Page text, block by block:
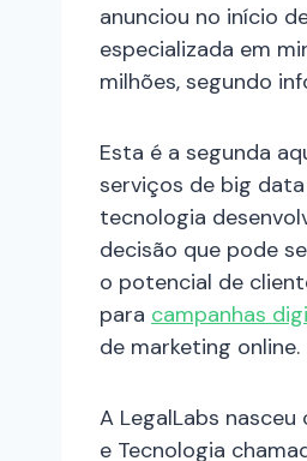
anunciou no início
especializada em
milhões, segundo
Esta é a segunda
serviços de big
tecnologia
decisão que pode
o potencial de
para campanhas
de marketing online.
A LegalLabs
e Tecnologia